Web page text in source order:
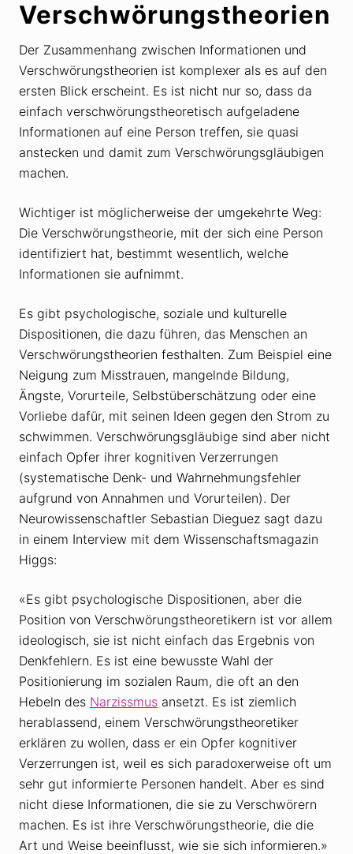
Verschwörungstheorien
Der Zusammenhang zwischen Informationen und
Verschwörungstheorien ist komplexer als es auf den
ersten Blick erscheint. Es ist nicht nur so, dass da
einfach verschwörungstheoretisch aufgeladene
Informationen auf eine Person treffen, sie quasi
anstecken und damit zum Verschwörungsgläubigen
machen.
Wichtiger ist möglicherweise der umgekehrte Weg:
Die Verschwörungstheorie, mit der sich eine Person
identifiziert hat, bestimmt wesentlich, welche
Informationen sie aufnimmt.
Es gibt psychologische, soziale und kulturelle
Dispositionen, die dazu führen, das Menschen an
Verschwörungstheorien festhalten. Zum Beispiel eine
Neigung zum Misstrauen, mangelnde Bildung,
Ängste, Vorurteile, Selbstüberschätzung oder eine
Vorliebe dafür, mit seinen Ideen gegen den Strom zu
schwimmen. Verschwörungsgläubige sind aber nicht
einfach Opfer ihrer kognitiven Verzerrungen
(systematische Denk- und Wahrnehmungsfehler
aufgrund von Annahmen und Vorurteilen). Der
Neurowissenschaftler Sebastian Dieguez sagt dazu
in einem Interview mit dem Wissenschaftsmagazin
Higgs:
«Es gibt psychologische Dispositionen, aber die
Position von Verschwörungstheoretikern ist vor allem
ideologisch, sie ist nicht einfach das Ergebnis von
Denkfehlern. Es ist eine bewusste Wahl der
Positionierung im sozialen Raum, die oft an den
Hebeln des Narzissmus ansetzt. Es ist ziemlich
herablassend, einem Verschwörungstheoretiker
erklären zu wollen, dass er ein Opfer kognitiver
Verzerrungen ist, weil es sich paradoxerweise oft um
sehr gut informierte Personen handelt. Aber es sind
nicht diese Informationen, die sie zu Verschwörern
machen. Es ist ihre Verschwörungstheorie, die die
Art und Weise beeinflusst, wie sie sich informieren.»